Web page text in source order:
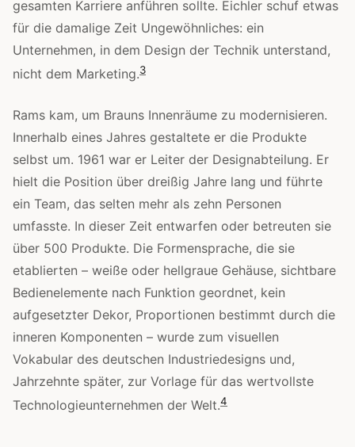
gesamten Karriere anführen sollte. Eichler schuf etwas
für die damalige Zeit Ungewöhnliches: ein
Unternehmen, in dem Design der Technik unterstand,
nicht dem Marketing.3
Rams kam, um Brauns Innenräume zu modernisieren.
Innerhalb eines Jahres gestaltete er die Produkte
selbst um. 1961 war er Leiter der Designabteilung. Er
hielt die Position über dreißig Jahre lang und führte
ein Team, das selten mehr als zehn Personen
umfasste. In dieser Zeit entwarfen oder betreuten sie
über 500 Produkte. Die Formensprache, die sie
etablierten – weiße oder hellgraue Gehäuse, sichtbare
Bedienelemente nach Funktion geordnet, kein
aufgesetzter Dekor, Proportionen bestimmt durch die
inneren Komponenten – wurde zum visuellen
Vokabular des deutschen Industriedesigns und,
Jahrzehnte später, zur Vorlage für das wertvollste
Technologieunternehmen der Welt.4